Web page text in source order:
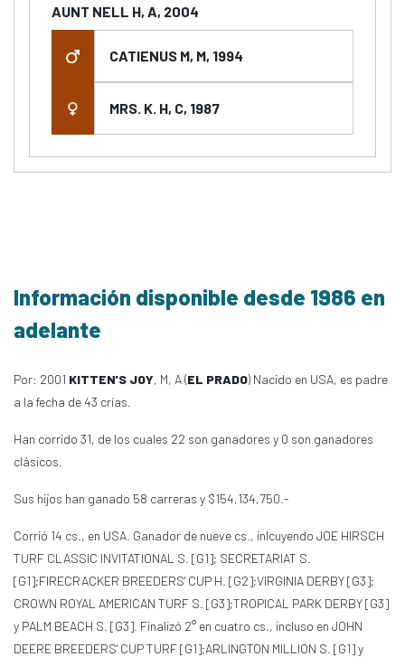
AUNT NELL H, A, 2004
CATIENUS M, M, 1994
MRS. K. H, C, 1987
Información disponible desde 1986 en
adelante
Por: 2001 KITTEN'S JOY, M, A (EL PRADO) Nacido en USA, es padre
a la fecha de 43 crías.
Han corrido 31, de los cuales 22 son ganadores y 0 son ganadores
clásicos.
Sus hijos han ganado 58 carreras y $154,134,750.-
Corrió 14 cs., en USA. Ganador de nueve cs., inlcuyendo JOE HIRSCH
TURF CLASSIC INVITATIONAL S. [G1]; SECRETARIAT S.
[G1];FIRECRACKER BREEDERS' CUP H. [G2];VIRGINIA DERBY [G3];
CROWN ROYAL AMERICAN TURF S. [G3];TROPICAL PARK DERBY [G3]
y PALM BEACH S. [G3]. Finalizó 2° en cuatro cs., incluso en JOHN
DEERE BREEDERS' CUP TURF [G1];ARLINGTON MILLION S. [G1] y